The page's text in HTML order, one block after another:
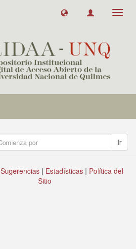
Ir
Sugerencias | Estadísticas | Política del
Sitio